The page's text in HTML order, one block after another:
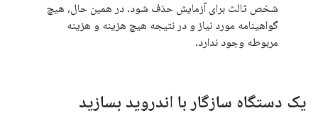
شخص ثالث برای آزمایش حذف شود. در همین حال، هیچ
گواهینامه مورد نیاز و در نتیجه هیچ هزینه و هزینه
مربوطه وجود ندارد.
یک دستگاه سازگار با اندروید بسازید